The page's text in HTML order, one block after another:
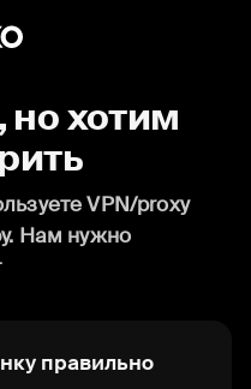
но хотим
VPN/proxy
Нам нужно
правильно